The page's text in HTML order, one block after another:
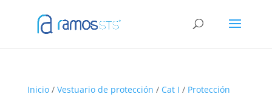
Inicio/ Vestuario de protección / Cat I / Protección